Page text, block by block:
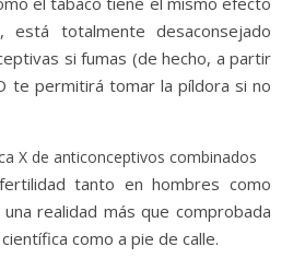
está totalmente desaconsejado
si fumas (de hecho, a partir
te permitirá tomar la píldora si no
X de anticonceptivos combinados
tanto en hombres como
realidad más que comprobada
como a pie de calle.